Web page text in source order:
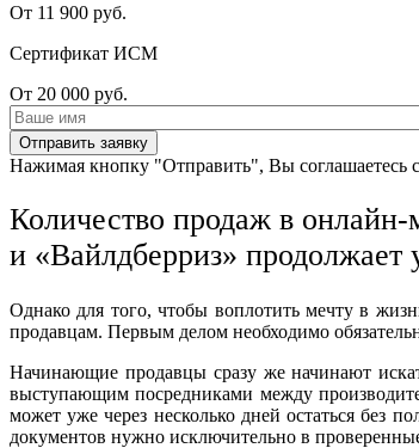
От 11 900 руб.
Сертификат ИСМ
От 20 000 руб.
Нажимая кнопку "Отправить", Вы соглашаетесь с
Количество продаж в
и «Вайлдберриз» продолжает
Однако для того, чтобы воплотить мечту в
продавцам. Первым делом необходимо
Начинающие продавцы сразу же начинают
выступающим посредниками между
может уже через несколько дней остаться без
документов нужно исключительно в